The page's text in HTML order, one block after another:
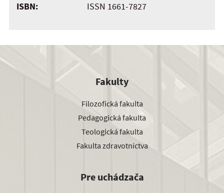
ISBN:
ISSN 1661-7827
Fakulty
Filozofická fakulta
Pedagogická fakulta
Teologická fakulta
Fakulta zdravotníctva
Pre uchádzača